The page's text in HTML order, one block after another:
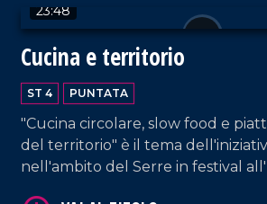
23:48
Cucina e territorio
ST 4 PUNTATA
"Cucina circolare, slow food e
del territorio" è il tema
nell'ambito del Serre in festival
VAI AL TITOLO